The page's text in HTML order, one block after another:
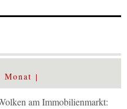
Monat
am Immobilienmarkt: